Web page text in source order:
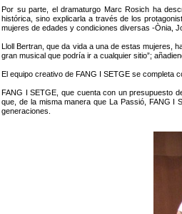
Por su parte, el dramaturgo Marc Rosich ha
histórica, sino explicarla a través de los
mujeres de edades y condiciones diversas -Ònia,
Lloll Bertran, que da vida a una de estas mujeres,
gran musical que podría ir a cualquier sitio”;
El equipo creativo de FANG I SETGE se completa
FANG I SETGE, que cuenta con un presupuesto
que, de la misma manera que La Passió, FANG I
generaciones.